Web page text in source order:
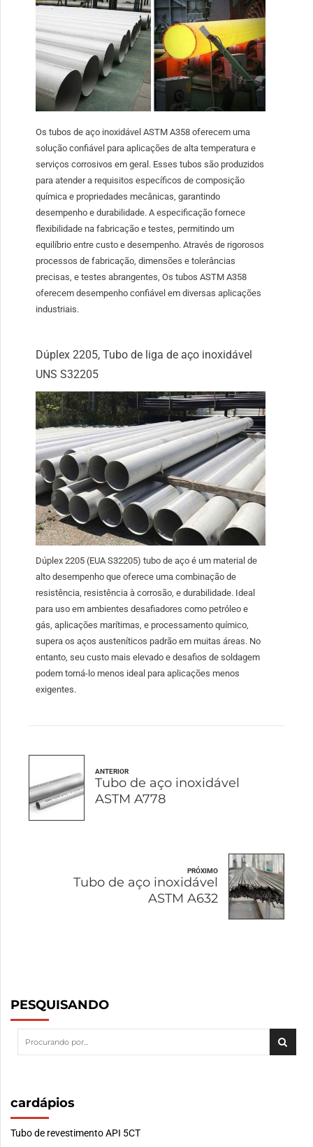
Os tubos de aço inoxidável ASTM A358 oferecem uma
solução confiável para aplicações de alta temperatura e
serviços corrosivos em geral. Esses tubos são produzidos
para atender a requisitos específicos de composição
química e propriedades mecânicas, garantindo
desempenho e durabilidade. A especificação fornece
flexibilidade na fabricação e testes, permitindo um
equilíbrio entre custo e desempenho. Através de rigorosos
processos de fabricação, dimensões e tolerâncias
precisas, e testes abrangentes, Os tubos ASTM A358
oferecem desempenho confiável em diversas aplicações
industriais.
Dúplex 2205, Tubo de liga de aço inoxidável
UNS S32205
Dúplex 2205 (EUA S32205) tubo de aço é um material de
alto desempenho que oferece uma combinação de
resistência, resistência à corrosão, e durabilidade. Ideal
para uso em ambientes desafiadores como petróleo e
gás, aplicações marítimas, e processamento químico,
supera os aços austeníticos padrão em muitas áreas. No
entanto, seu custo mais elevado e desafios de soldagem
podem torná-lo menos ideal para aplicações menos
exigentes.
ANTERIOR
Tubo de aço inoxidável
ASTM A778
PRÓXIMO
Tubo de aço inoxidável
ASTM A632
PESQUISANDO
cardápios
Tubo de revestimento API 5CT